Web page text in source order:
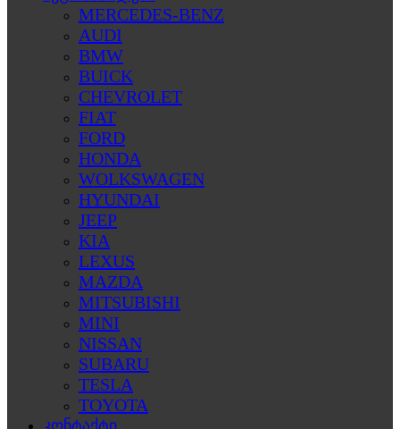
MERCEDES-BENZ
AUDI
BMW
BUICK
CHEVROLET
FIAT
FORD
HONDA
WOLKSWAGEN
HYUNDAI
JEEP
KIA
LEXUS
MAZDA
MITSUBISHI
MINI
NISSAN
SUBARU
TESLA
TOYOTA
კონტაქტი